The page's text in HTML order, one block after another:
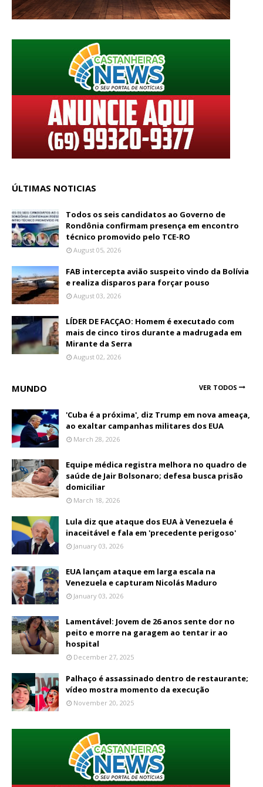
ÚLTIMAS NOTICIAS
Todos os seis candidatos ao Governo de
Rondônia confirmam presença em encontro
técnico promovido pelo TCE-RO
August 05, 2026
FAB intercepta avião suspeito vindo da Bolívia
e realiza disparos para forçar pouso
August 03, 2026
LÍDER DE FACÇAO: Homem é executado com
mais de cinco tiros durante a madrugada em
Mirante da Serra
August 02, 2026
MUNDO VER TODOS
'Cuba é a próxima', diz Trump em nova ameaça,
ao exaltar campanhas militares dos EUA
March 28, 2026
Equipe médica registra melhora no quadro de
saúde de Jair Bolsonaro; defesa busca prisão
domiciliar
March 18, 2026
Lula diz que ataque dos EUA à Venezuela é
inaceitável e fala em 'precedente perigoso'
January 03, 2026
EUA lançam ataque em larga escala na
Venezuela e capturam Nicolás Maduro
January 03, 2026
Lamentável: Jovem de 26 anos sente dor no
peito e morre na garagem ao tentar ir ao
hospital
December 27, 2025
Palhaço é assassinado dentro de restaurante;
vídeo mostra momento da execução
November 20, 2025